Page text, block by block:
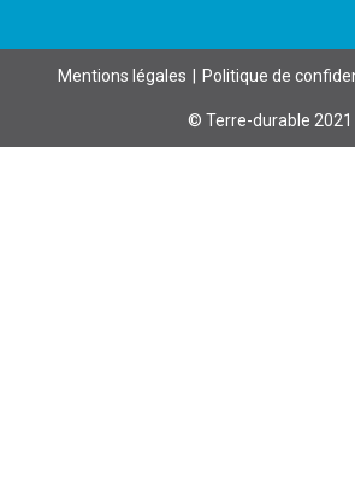
Mentions légales Politique de
© Terre-durable 2021